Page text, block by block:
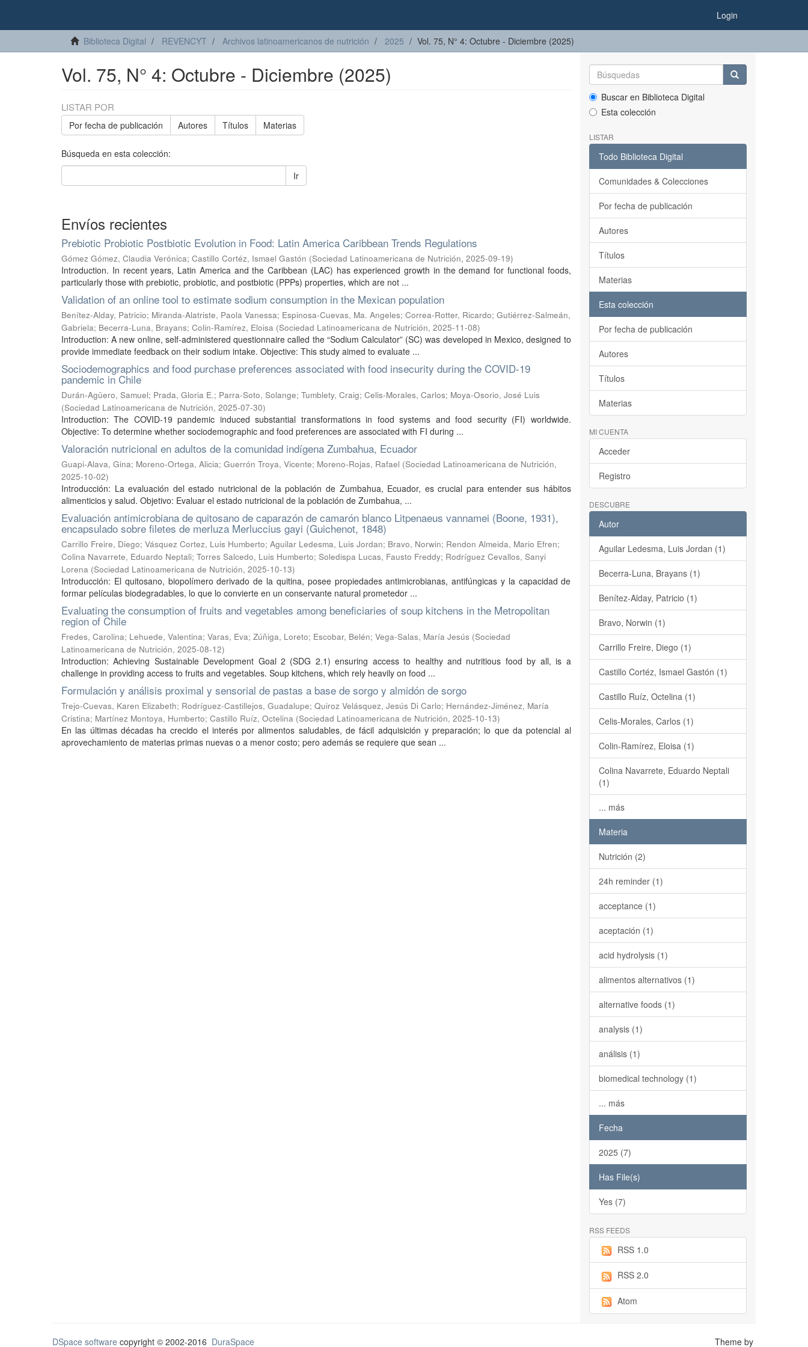
Login
Biblioteca Digital REVENCYT Archivos latinoamericanos de nutrición 2025 Vol. 75, N° 4: Octubre - Diciembre (2025)
Vol. 75, N° 4: Octubre - Diciembre (2025)
LISTAR POR
Por fecha de publicación Autores Títulos Materias
Búsqueda en esta colección:
Ir
Envíos recientes
Prebiotic Probiotic Postbiotic Evolution in Food: Latin America Caribbean Trends Regulations
Gómez Gómez, Claudia Verónica; Castillo Cortéz, Ismael Gastón (Sociedad Latinoamericana de Nutrición, 2025-09-19)
Introduction. In recent years, Latin America and the Caribbean (LAC) has experienced growth in the demand for functional foods,
particularly those with prebiotic, probiotic, and postbiotic (PPPs) properties, which are not ...
Validation of an online tool to estimate sodium consumption in the Mexican population
Benítez-Alday, Patricio; Miranda-Alatriste, Paola Vanessa; Espinosa-Cuevas, Ma. Angeles; Correa-Rotter, Ricardo; Gutiérrez-Salmeán,
Gabriela; Becerra-Luna, Brayans; Colin-Ramírez, Eloisa (Sociedad Latinoamericana de Nutrición, 2025-11-08)
Introduction: A new online, self-administered questionnaire called the “Sodium Calculator” (SC) was developed in Mexico, designed to
provide immediate feedback on their sodium intake. Objective: This study aimed to evaluate ...
Sociodemographics and food purchase preferences associated with food insecurity during the COVID-19
pandemic in Chile
Durán-Agüero, Samuel; Prada, Gloria E.; Parra-Soto, Solange; Tumblety, Craig; Celis-Morales, Carlos; Moya-Osorio, José Luis
(Sociedad Latinoamericana de Nutrición, 2025-07-30)
Introduction: The COVID-19 pandemic induced substantial transformations in food systems and food security (FI) worldwide.
Objective: To determine whether sociodemographic and food preferences are associated with FI during ...
Valoración nutricional en adultos de la comunidad indígena Zumbahua, Ecuador
Guapi-Alava, Gina; Moreno-Ortega, Alicia; Guerrón Troya, Vicente; Moreno-Rojas, Rafael (Sociedad Latinoamericana de Nutrición,
2025-10-02)
Introducción: La evaluación del estado nutricional de la población de Zumbahua, Ecuador, es crucial para entender sus hábitos
alimenticios y salud. Objetivo: Evaluar el estado nutricional de la población de Zumbahua, ...
Evaluación antimicrobiana de quitosano de caparazón de camarón blanco Litpenaeus vannamei (Boone, 1931),
encapsulado sobre filetes de merluza Merluccius gayi (Guichenot, 1848)
Carrillo Freire, Diego; Vásquez Cortez, Luis Humberto; Aguilar Ledesma, Luis Jordan; Bravo, Norwin; Rendon Almeida, Mario Efren;
Colina Navarrete, Eduardo Neptali; Torres Salcedo, Luis Humberto; Soledispa Lucas, Fausto Freddy; Rodríguez Cevallos, Sanyi
Lorena (Sociedad Latinoamericana de Nutrición, 2025-10-13)
Introducción: El quitosano, biopolímero derivado de la quitina, posee propiedades antimicrobianas, antifúngicas y la capacidad de
formar películas biodegradables, lo que lo convierte en un conservante natural prometedor ...
Evaluating the consumption of fruits and vegetables among beneficiaries of soup kitchens in the Metropolitan
region of Chile
Fredes, Carolina; Lehuede, Valentina; Varas, Eva; Zúñiga, Loreto; Escobar, Belén; Vega-Salas, María Jesús (Sociedad
Latinoamericana de Nutrición, 2025-08-12)
Introduction: Achieving Sustainable Development Goal 2 (SDG 2.1) ensuring access to healthy and nutritious food by all, is a
challenge in providing access to fruits and vegetables. Soup kitchens, which rely heavily on food ...
Formulación y análisis proximal y sensorial de pastas a base de sorgo y almidón de sorgo
Trejo-Cuevas, Karen Elizabeth; Rodríguez-Castillejos, Guadalupe; Quiroz Velásquez, Jesús Di Carlo; Hernández-Jiménez, María
Cristina; Martínez Montoya, Humberto; Castillo Ruíz, Octelina (Sociedad Latinoamericana de Nutrición, 2025-10-13)
En las últimas décadas ha crecido el interés por alimentos saludables, de fácil adquisición y preparación; lo que da potencial al
aprovechamiento de materias primas nuevas o a menor costo; pero además se requiere que sean ...
Buscar en Biblioteca Digital
Esta colección
LISTAR
Todo Biblioteca Digital
Comunidades & Colecciones
Por fecha de publicación
Autores
Títulos
Materias
Esta colección
Por fecha de publicación
Autores
Títulos
Materias
MI CUENTA
Acceder
Registro
DESCUBRE
Autor
Aguilar Ledesma, Luis Jordan (1)
Becerra-Luna, Brayans (1)
Benítez-Alday, Patricio (1)
Bravo, Norwin (1)
Carrillo Freire, Diego (1)
Castillo Cortéz, Ismael Gastón (1)
Castillo Ruíz, Octelina (1)
Celis-Morales, Carlos (1)
Colin-Ramírez, Eloisa (1)
Colina Navarrete, Eduardo Neptali
(1)
... más
Materia
Nutrición (2)
24h reminder (1)
acceptance (1)
aceptación (1)
acid hydrolysis (1)
alimentos alternativos (1)
alternative foods (1)
analysis (1)
análisis (1)
biomedical technology (1)
... más
Fecha
2025 (7)
Has File(s)
Yes (7)
RSS FEEDS
RSS 1.0
RSS 2.0
Atom
DSpace software copyright © 2002-2016 DuraSpace Theme by